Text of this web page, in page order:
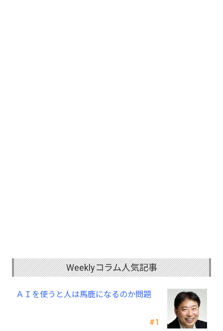
Weeklyコラム人気記事
#1
ＡＩを使うと人は馬鹿になるのか問題